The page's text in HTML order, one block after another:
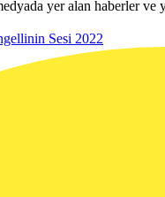
yer alan haberler ve
Sesi 2022